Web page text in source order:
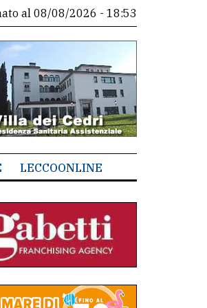
al 08/08/2026 - 18:53
LECCOONLINE